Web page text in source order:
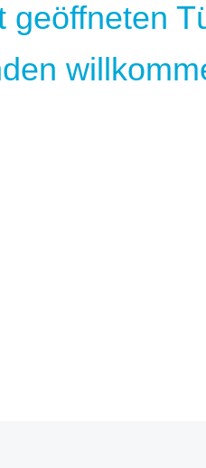
geöffneten